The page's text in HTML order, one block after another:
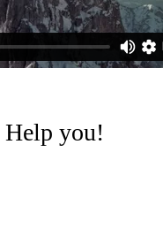
Help you!